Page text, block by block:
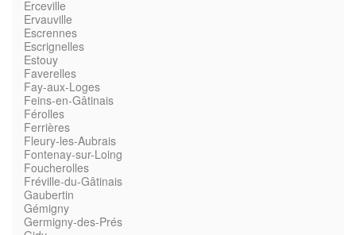
Erceville
Ervauville
Escrennes
Escrignelles
Estouy
Faverelles
Fay-aux-Loges
Feins-en-Gâtinais
Férolles
Ferrières
Fleury-les-Aubrais
Fontenay-sur-Loing
Foucherolles
Fréville-du-Gâtinais
Gaubertin
Gémigny
Germigny-des-Prés